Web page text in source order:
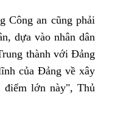
Công an cũng phải
dựa vào nhân dân
thành với Đảng
của Đảng về xây
điểm lớn này", Thủ